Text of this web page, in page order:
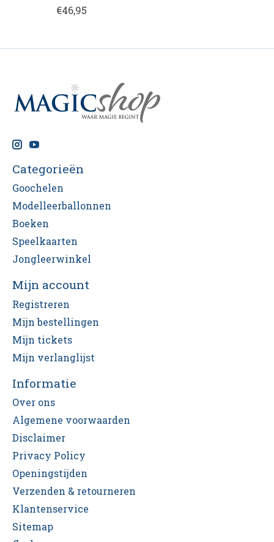
€46,95
Categorieën
Goochelen
Modelleerballonnen
Boeken
Speelkaarten
Jongleerwinkel
Mijn account
Registreren
Mijn bestellingen
Mijn tickets
Mijn verlanglijst
Informatie
Over ons
Algemene voorwaarden
Disclaimer
Privacy Policy
Openingstijden
Verzenden & retourneren
Klantenservice
Sitemap